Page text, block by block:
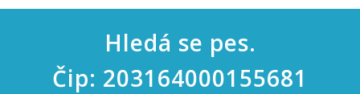
Hledá se pes.
Čip: 203164000155681